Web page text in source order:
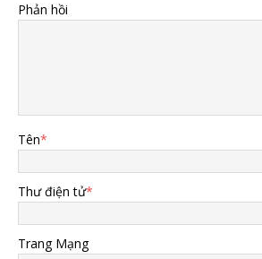
Phản hồi
Tên*
Thư điện tử*
Trang Mạng